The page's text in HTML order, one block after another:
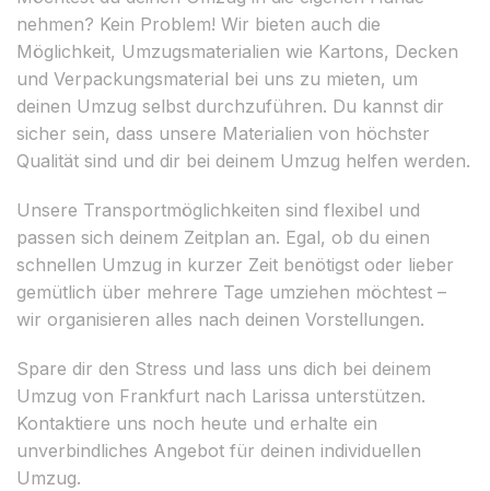
nehmen? Kein Problem! Wir bieten auch die
Möglichkeit, Umzugsmaterialien wie Kartons, Decken
und Verpackungsmaterial bei uns zu mieten, um
deinen Umzug selbst durchzuführen. Du kannst dir
sicher sein, dass unsere Materialien von höchster
Qualität sind und dir bei deinem Umzug helfen werden.
Unsere Transportmöglichkeiten sind flexibel und
passen sich deinem Zeitplan an. Egal, ob du einen
schnellen Umzug in kurzer Zeit benötigst oder lieber
gemütlich über mehrere Tage umziehen möchtest –
wir organisieren alles nach deinen Vorstellungen.
Spare dir den Stress und lass uns dich bei deinem
Umzug von Frankfurt nach Larissa unterstützen.
Kontaktiere uns noch heute und erhalte ein
unverbindliches Angebot für deinen individuellen
Umzug.